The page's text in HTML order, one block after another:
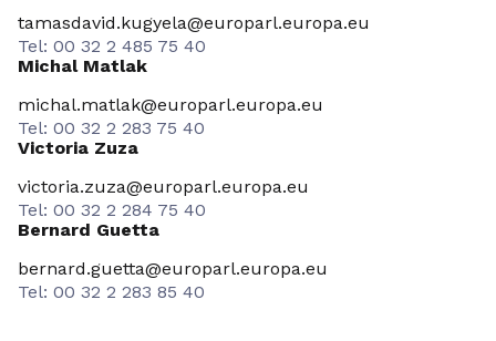
tamasdavid.kugyela@europarl.europa.eu
Tel: 00 32 2 485 75 40
Michal Matlak
michal.matlak@europarl.europa.eu
Tel: 00 32 2 283 75 40
Victoria Zuza
victoria.zuza@europarl.europa.eu
Tel: 00 32 2 284 75 40
Bernard Guetta
bernard.guetta@europarl.europa.eu
Tel: 00 32 2 283 85 40